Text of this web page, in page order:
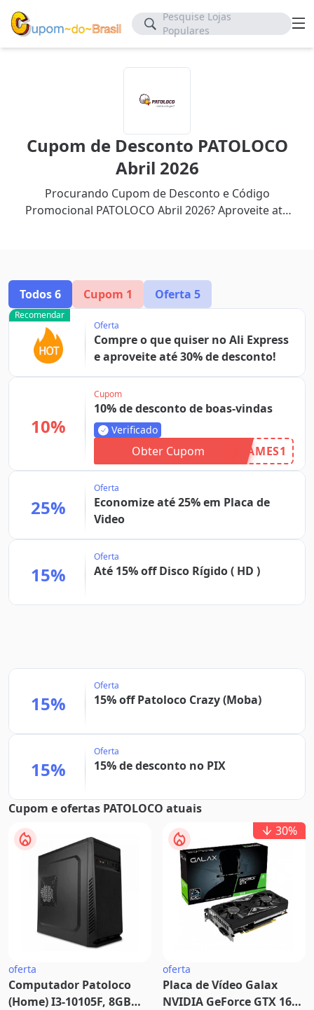
Pesquise Lojas
Populares
Cupom de Desconto PATOLOCO
Abril 2026
Procurando Cupom de Desconto e Código
Promocional PATOLOCO Abril 2026? Aproveite até
Todos6 Cupom 1 Oferta 5
Recomendar
Oferta
Compre o que quiser no Ali Express
e aproveite até 30% de desconto!
10%
Cupom
10% de desconto de boas-vindas
Verificado
Obter Cupom AMES1
25%
Oferta
Economize até 25% em Placa de
Video
15%
Oferta
Até 15% off Disco Rígido ( HD )
15%
Oferta
15% off Patoloco Crazy (Moba)
15%
Oferta
15% de desconto no PIX
Cupom e ofertas PATOLOCO atuais
oferta
Computador Patoloco
(Home) I3-10105F, 8GB
30%
oferta
Placa de Vídeo Galax
NVIDIA GeForce GTX 1650